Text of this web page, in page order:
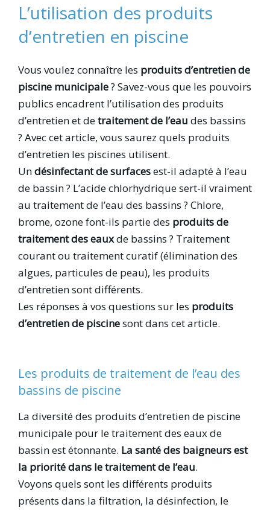
L’utilisation des produits
d’entretien en piscine
Vous voulez connaître les produits d’entretien de
piscine municipale? Savez-vous que les pouvoirs
publics encadrent l’utilisation des produits
d’entretien et detraitement de l’eau des bassins
? Avec cet article, vous saurez quels produits
d’entretien les piscines utilisent.
Undésinfectant de surfacesest-il adapté à l’eau
de bassin ? L’acide chlorhydrique sert-il vraiment
au traitement de l’eau des bassins ? Chlore,
brome, ozone font-ils partie des produits de
traitementdes eauxde bassins ? Traitement
courant ou traitement curatif (élimination des
algues, particules de peau), les produits
d’entretien sont différents.
Les réponses à vos questions sur les produits
d’entretien de piscinesont dans cet article.
Les produits de traitement de l’eau des
bassins de piscine
La diversité des produits d’entretien de piscine
municipale pour le traitement des eaux de
bassin est étonnante. La santé des baigneurs est
la priorité dans le traitement de l’eau.
Voyons quels sont les différents produits
présents dans la filtration, la désinfection, le